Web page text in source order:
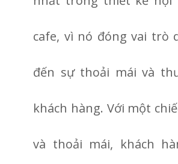
cafe, vì nó đóng vai trò
đến sự thoải mái và
khách hàng. Với một
và thoải mái, khách